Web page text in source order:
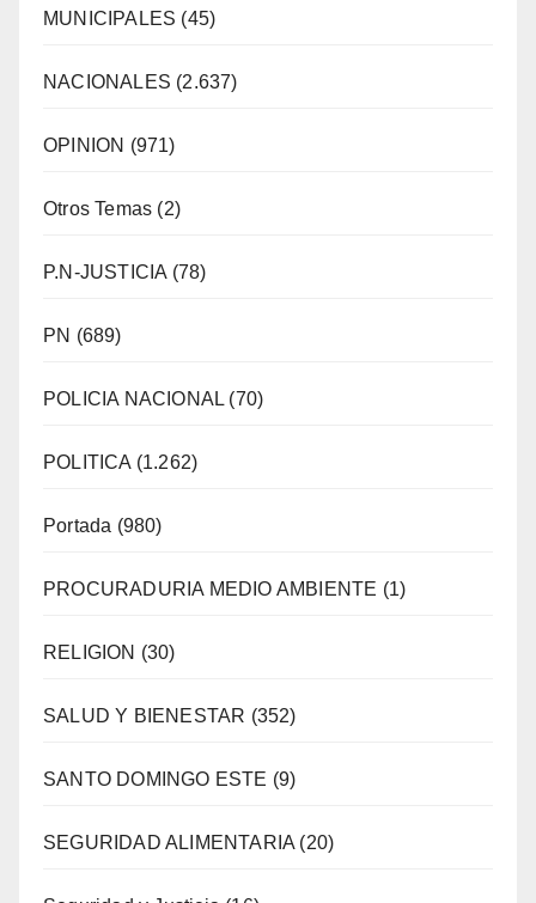
MUNICIPALES (45)
NACIONALES (2.637)
OPINION (971)
Otros Temas (2)
P.N-JUSTICIA (78)
PN (689)
POLICIA NACIONAL (70)
POLITICA (1.262)
Portada (980)
PROCURADURIA MEDIO AMBIENTE (1)
RELIGION (30)
SALUD Y BIENESTAR (352)
SANTO DOMINGO ESTE (9)
SEGURIDAD ALIMENTARIA (20)